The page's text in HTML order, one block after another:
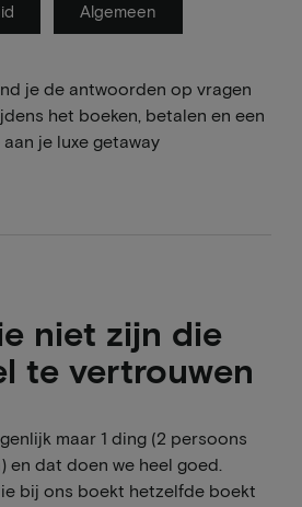
Algemeen
je de antwoorden op vragen
het boeken, betalen en een
je luxe getaway
niet zijn die
te vertrouwen
maar 1 ding (2 persoons
en dat doen we heel goed.
bij ons boekt hetzelfde boekt